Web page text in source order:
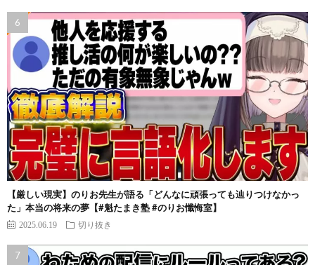
【厳しい現実】のりお先生が語る「どんなに頑張っても辿りつけなかっ
た」本当の将来の夢【#魁たまき塾 #のりお懺悔室】
2025.06.19 切り抜き